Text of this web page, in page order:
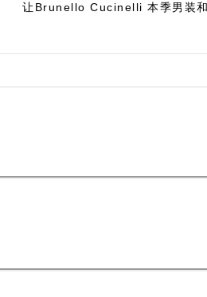
让Brunello Cucinelli 本季男装和